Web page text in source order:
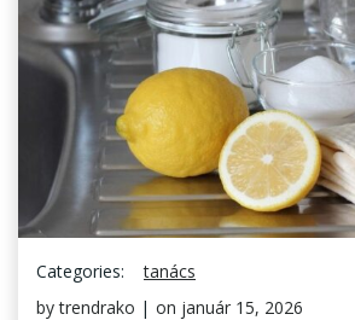
Categories:
tanács
by trendrako | on január 15, 2026